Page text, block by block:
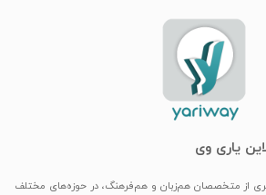
یاری وی
از متخصصان هم‌زبان و هم‌فرهنگ، در حوزه‌های مختلف